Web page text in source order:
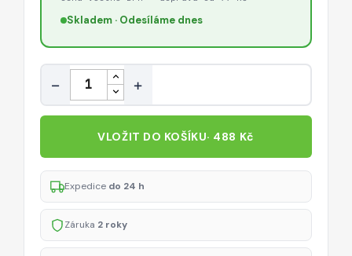
Skladem · Odesíláme dnes
Množství
− +
VLOŽIT DO KOŠÍKU· 488 Kč
Expedice do 24 h
Záruka 2 roky